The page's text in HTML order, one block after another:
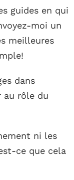
guides en qui
moi un
meilleures
dans
au rôle du
ni les
ce que cela